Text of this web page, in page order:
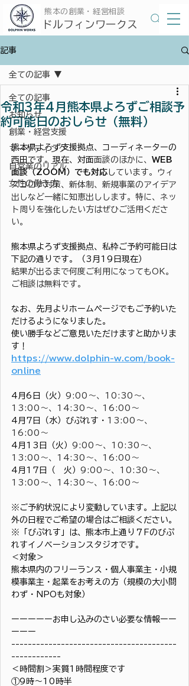
​ドルフィンワークス
​熊本の創業・経営相談
記事
全ての記事
お知らせ
創業・経営支援
マーケティング
自営業のリアル
女性の働き方
全ての記事
令和3年4月熊本県よろずご相談予
約可能日のおしらせ（無料）
熊本県よろず支援拠点、コーディネーターの
西田です。現在、対面面談のほかに、 WEB
面談（ZOOM）でも対応しています。ウィ
ズコロナ対策、新体制、新規事業のアイデア
出しなど一緒に知恵出しします。特に、ネッ
ト周りを強化したい方はぜひご活用くださ
い。
熊本県よろず支援拠点、私枠ご予約可能日は
下記の通りです。（3月19日現在）
結果が出るまで何度ご利用になってもOK。
ご相談は無料です。
なお、先月よりホームページでもご予約いた
だけるようになりました。
使い勝手などご意見いただけますと助かりま
す！
https://www.dolphin-w.com/book-
online
4月6日（火） 9:00〜、10:30～、
13:00～、14:30～、16:00～
4月7日（水）びぷれす・ 13:00～、
16:00～
4月13日（火） 9:00〜、10:30～、
13:00～、14:30～、16:00～
4月17日（　火） 9:00〜、10:30～、
13:00～、14:30～、16:00～
※ご予約状況により変動しています。上記以
外の日程でご希望の場合はご相談ください。
※「びぷれす」は、熊本市上通り７Fのびぷ
れすイノベーションスタジオです。
＜対象＞
熊本県内のフリーランス・個人事業主・小規
模事業主・起業をお考えの方（規模の大小問
わず・NPOも対象）
ーーーーーお申し込みのさい必要な情報ーー
ーーー
----------------------------------------
------------
＜時間割＞実質1時間程度です
①9時〜10時半